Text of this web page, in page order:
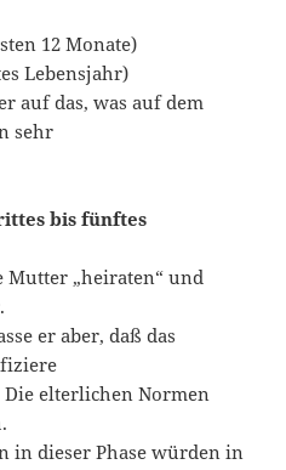
12 Monate)
Lebensjahr)
auf das, was auf dem
sehr
bis fünftes
Mutter „heiraten“ und
er aber, daß das
Die elterlichen Normen
in dieser Phase würden in